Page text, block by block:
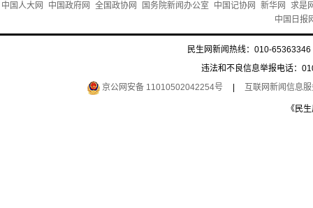
中国人大网 中国政府网 全国政协网 国务院新闻办公室 中国记协网 新华网
求是
中国日报
民生网新闻热线：010-
违法和不良信息举报电话：
京公网安备 11010502042254号
互联网新闻信息
《民